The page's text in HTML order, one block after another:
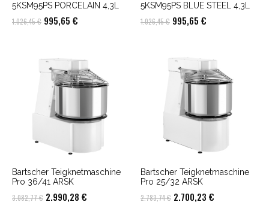
5KSM95PS PORCELAIN 4,3L
1.026,45€ Ursprünglicher
1.026,45 €
995,65 €
995,65 €.
5KSM95PS BLUE STEEL 4,3L
1.026,45€ Ursprünglicher
1.026,45 €
995,65 €
995,65 €.
Bartscher Teigknetmaschine
Pro 36/41 ARSK
3.082,77€ Ursprünglicher
2.990,28 €
Bartscher Teigknetmaschine
Pro 25/32 ARSK
2.783,74€ Ursprünglicher
2.700,23 €